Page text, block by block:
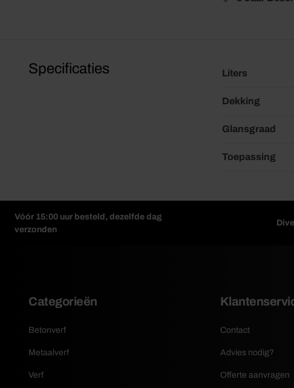
Specificaties Liters
Dekking
Glansgraad
Toepassing
Vóór 15:00 uur besteld, dezelfde dag
verzonden
Categorieën
Betonverf
Metaalverf
Verf
Contact
Advies nodig?
Offerte aanvragen